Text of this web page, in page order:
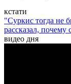
кстати
"Суркис тогда не
рассказал, почему
видео дня